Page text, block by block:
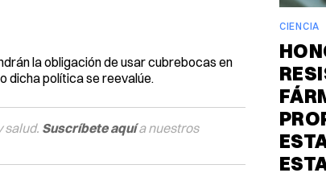
la obligación de usar cubrebocas en
dicha política se reevalúe.
salud. Suscríbete aquía nuestros
CIENCIA